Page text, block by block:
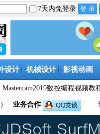
7天内免登录
设计 机械设计 影视动画
Mastercam2019数控编程视频教
业务合作